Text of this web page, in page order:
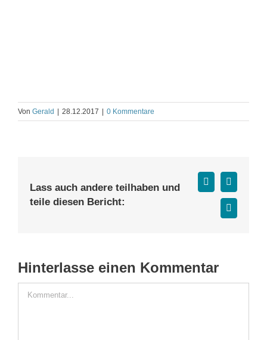
Von Gerald | 28.12.2017 | 0 Kommentare
Lass auch andere teilhaben und
teile diesen Bericht:
Facebook
X
E-
Mail
Hinterlasse einen Kommentar
Kommentar